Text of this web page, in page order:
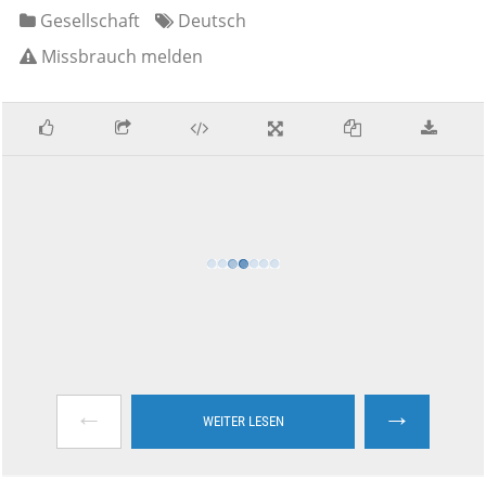
Gesellschaft
Deutsch
Missbrauch melden
← WEITER LESEN →